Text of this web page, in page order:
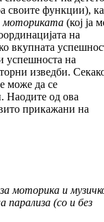
свои­те функции),
моториката (кој ја
на
вкупната
успеш­носта на
изведби.
може да се
Наодите од ова
прикажани на
моторика и
парализа (со и без